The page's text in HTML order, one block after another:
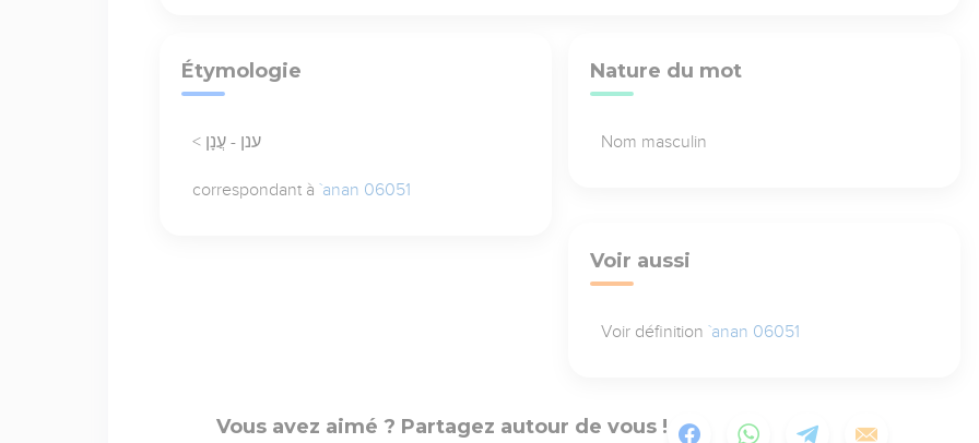
Étymologie
< ענן - עֲנָן
correspondant à `anan 06051
Nature du mot
Nom masculin
Voir aussi
Voir définition `anan 06051
Vous avez aimé ? Partagez autour de vous !